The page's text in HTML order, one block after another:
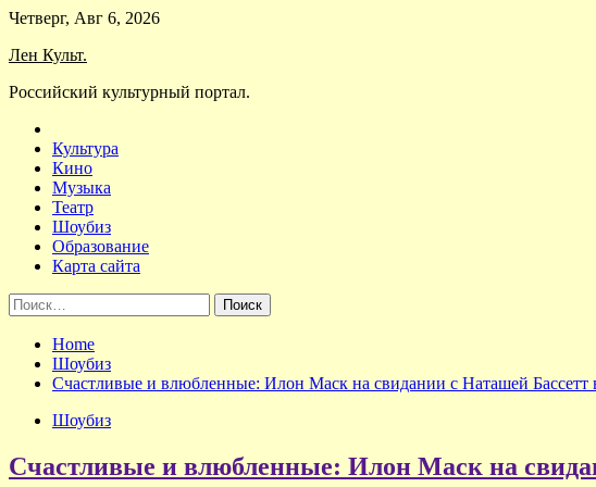
Skip
content
Четверг, Авг 6, 2026
Лен Культ.
Российский культурный портал.
Культура
Кино
Музыка
Театр
Шоубиз
Образование
Карта сайта
Найти:
Home
Шоубиз
Счастливые и влюбленные: Илон Маск на свидании с Наташей Бассетт
Шоубиз
Счастливые и влюбленные: Илон Маск на